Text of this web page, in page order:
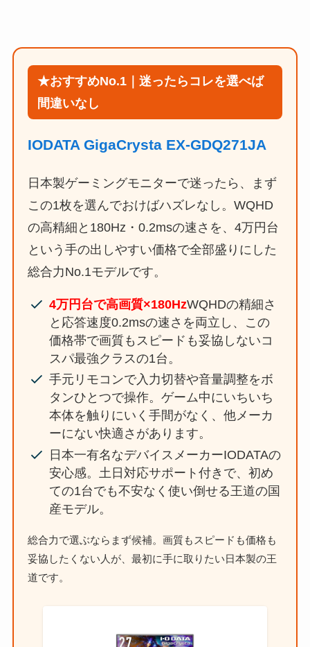
★おすすめNo.1｜迷ったらコレを選べば
間違いなし
IODATA GigaCrysta EX-GDQ271JA
日本製ゲーミングモニターで迷ったら、まず
この1枚を選んでおけばハズレなし。WQHD
の高精細と180Hz・0.2msの速さを、4万円台
という手の出しやすい価格で全部盛りにした
総合力No.1モデルです。
4万円台で高画質×180HzWQHDの精細さ
と応答速度0.2msの速さを両立し、この
価格帯で画質もスピードも妥協しないコ
スパ最強クラスの1台。
手元リモコンで入力切替や音量調整をボ
タンひとつで操作。ゲーム中にいちいち
本体を触りにいく手間がなく、他メーカ
ーにない快適さがあります。
日本一有名なデバイスメーカーIODATAの
安心感。土日対応サポート付きで、初め
ての1台でも不安なく使い倒せる王道の国
産モデル。
総合力で選ぶならまず候補。画質もスピードも価格も
妥協したくない人が、最初に手に取りたい日本製の王
道です。